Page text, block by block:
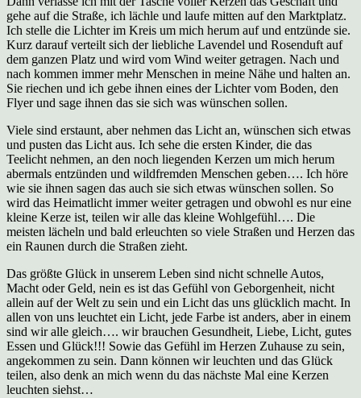
gehe auf die Straße, ich lächle und laufe mitten auf den Marktplatz.
Ich stelle die Lichter im Kreis um mich herum auf und entzünde sie.
Kurz darauf verteilt sich der liebliche Lavendel und Rosenduft auf
dem ganzen Platz und wird vom Wind weiter getragen. Nach und
nach kommen immer mehr Menschen in meine Nähe und halten an.
Sie riechen und ich gebe ihnen eines der Lichter vom Boden, den
Flyer und sage ihnen das sie sich was wünschen sollen.
Viele sind erstaunt, aber nehmen das Licht an, wünschen sich etwas
und pusten das Licht aus. Ich sehe die ersten Kinder, die das
Teelicht nehmen, an den noch liegenden Kerzen um mich herum
abermals entzünden und wildfremden Menschen geben…. Ich höre
wie sie ihnen sagen das auch sie sich etwas wünschen sollen. So
wird das Heimatlicht immer weiter getragen und obwohl es nur eine
kleine Kerze ist, teilen wir alle das kleine Wohlgefühl…. Die
meisten lächeln und bald erleuchten so viele Straßen und Herzen das
ein Raunen durch die Straßen zieht.
Das größte Glück in unserem Leben sind nicht schnelle Autos,
Macht oder Geld, nein es ist das Gefühl von Geborgenheit, nicht
allein auf der Welt zu sein und ein Licht das uns glücklich macht. In
allen von uns leuchtet ein Licht, jede Farbe ist anders, aber in einem
sind wir alle gleich…. wir brauchen Gesundheit, Liebe, Licht, gutes
Essen und Glück!!! Sowie das Gefühl im Herzen Zuhause zu sein,
angekommen zu sein. Dann können wir leuchten und das Glück
teilen, also denk an mich wenn du das nächste Mal eine Kerzen
leuchten siehst…